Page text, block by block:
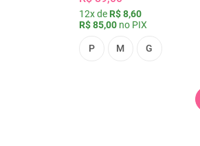
12x de R$ 8,60
R$ 85,00no PIX
P M G